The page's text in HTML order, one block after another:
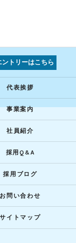
ントリーはこちら
代表挨拶
事業案内
社員紹介
採用Q&A
採用ブログ
お問い合わせ
サイトマップ